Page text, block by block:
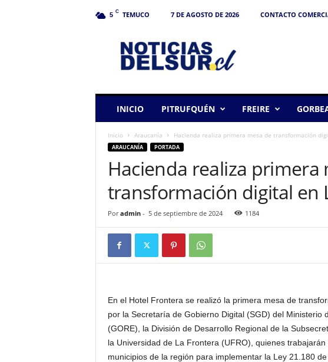
5 C TEMUCO 7 DE AGOSTO DE 2026 CONTACTO
INICIO PITRUFQUÉN FREIRE
Inicio Araucanía Hacienda realiza primera mesa de transformación
ARAUCANÍA PORTADA
Hacienda realiza primera
transformación digital en
Por admin- 5 de septiembre de 2024 1184
En el Hotel Frontera se realizó la primera mesa de
por la Secretaría de Gobierno Digital (SGD) del Ministerio
(GORE), la División de Desarrollo Regional de la
la Universidad de La Frontera (UFRO), quienes
municipios de la región para implementar la Ley 21.180